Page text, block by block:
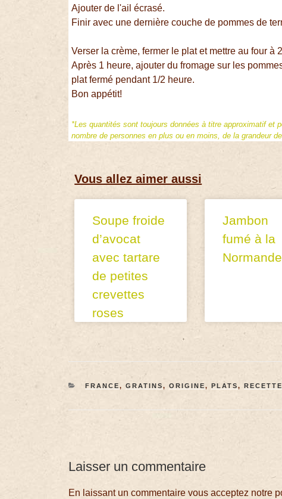
Ajouter de l'ail écrasé.
Finir avec une dernière couche de pommes de
Verser la crème, fermer le plat et mettre au four à
Après 1 heure, ajouter du fromage sur les
plat fermé pendant 1/2 heure.
Bon appétit!
*Les quantités sont toujours données à titre approximatif et
nombre de personnes en plus ou en moins, de la grandeur
Vous allez aimer aussi
Soupe froide
d’avocat
avec tartare
de petites
crevettes
roses
Jambon
fumé à la
Normande
FRANCE, GRATINS, ORIGINE, PLATS,
Laisser un commentaire
En laissant un commentaire vous acceptez notre